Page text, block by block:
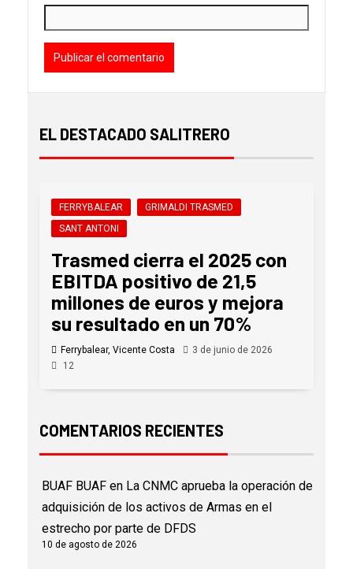
EL DESTACADO SALITRERO
FERRYBALEAR
GRIMALDI TRASMED
SANT ANTONI
Trasmed cierra el 2025 con
EBITDA positivo de 21,5
millones de euros y mejora
su resultado en un 70%
Ferrybalear, Vicente Costa
3 de junio de 2026
12
COMENTARIOS RECIENTES
BUAF BUAF en La CNMC aprueba la operación de
adquisición de los activos de Armas en el
estrecho por parte de DFDS
10 de agosto de 2026